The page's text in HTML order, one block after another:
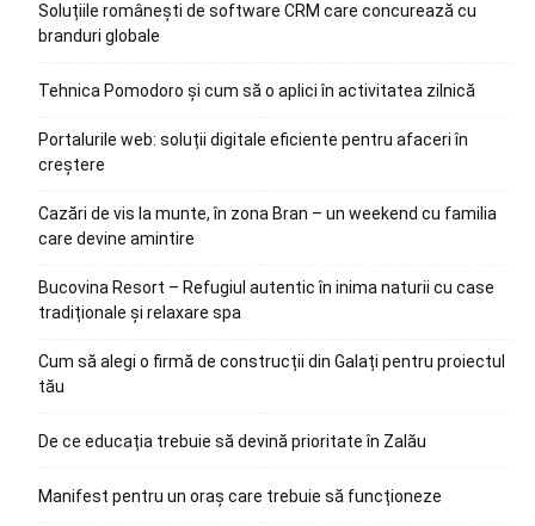
Soluțiile românești de software CRM care concurează cu
branduri globale
Tehnica Pomodoro și cum să o aplici în activitatea zilnică
Portalurile web: soluții digitale eficiente pentru afaceri în
creștere
Cazări de vis la munte, în zona Bran – un weekend cu familia
care devine amintire
Bucovina Resort – Refugiul autentic în inima naturii cu case
tradiționale și relaxare spa
Cum să alegi o firmă de construcții din Galați pentru proiectul
tău
De ce educația trebuie să devină prioritate în Zalău
Manifest pentru un oraș care trebuie să funcționeze